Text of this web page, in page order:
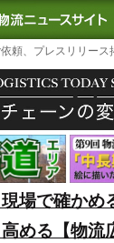
TODAY｜国内
頼、プレスリリース
場で確かめ
める【物流